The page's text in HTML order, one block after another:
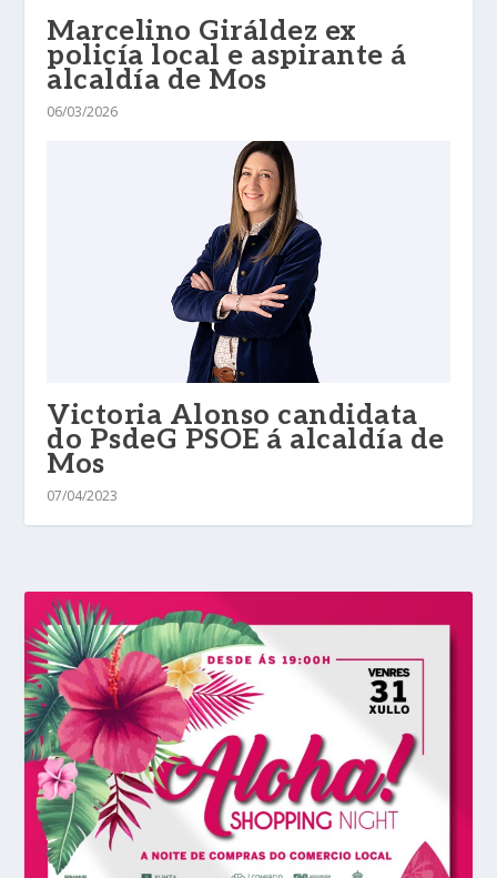
Marcelino Giráldez ex
policía local e aspirante á
alcaldía de Mos
06/03/2026
Victoria Alonso candidata
do PsdeG PSOE á alcaldía de
Mos
07/04/2023